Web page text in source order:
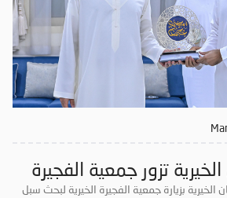
تزور جمعية الفجيرة
بزيارة جمعية الفجيرة الخيرية لبحث سبل